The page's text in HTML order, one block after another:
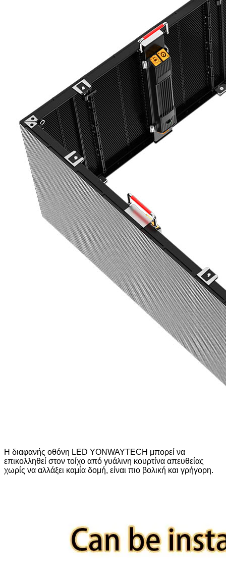
Η διαφανής οθόνη LED YONWAYTECH μπορεί να
επικολληθεί στον τοίχο από γυάλινη κουρτίνα απευθείας
χωρίς να αλλάξει καμία δομή, είναι πιο βολική και γρήγορη.